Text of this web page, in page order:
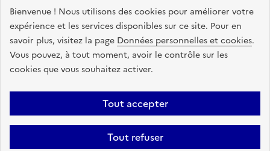
Bienvenue ! Nous utilisons des cookies pour améliorer votre
expérience et les services disponibles sur ce site. Pour en
savoir plus, visitez la page Données personnelles et cookies.
Vous pouvez, à tout moment, avoir le contrôle sur les
cookies que vous souhaitez activer.
Tout accepter
Tout refuser
avec le système de design de l’État.
legifrance.gouv.fr
info.gouv.fr
service-public.gouv.fr
data.gouv.fr
Plan du site Accessibilite : non conforme
Mentions légales
Politique de confidentialité
Gestion des cookies FAQ
Kit de
Statistiques Code source